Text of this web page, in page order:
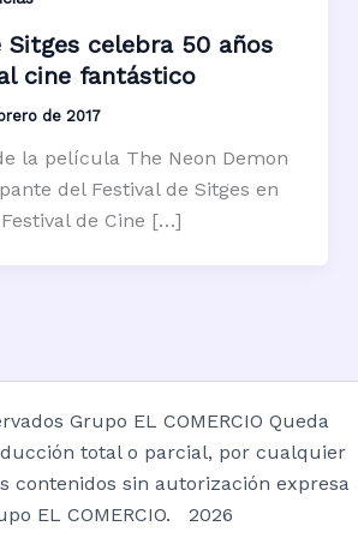
Sitges celebra 50 años
cine fantástico
de 2017
la película The Neon Demon
del Festival de Sitges en
de Cine […]
Grupo EL COMERCIO Queda
total o parcial, por cualquier
contenidos sin autorización expresa
EL COMERCIO. 2026